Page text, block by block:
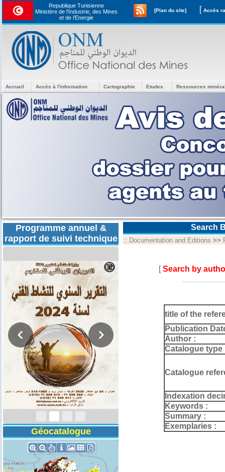
Republique Tunisienne
Ministère de l'Industrie, des Mines
et de l’Energie
[Plan du site] [
Accueil Accès à l'information Cartographie Etudes Ressources
Programme annuel &
rapport de suivi technique
Rapport d'activités
2024
Géocatalogue
Search
:: Documentation and Editions >>
[Search by
title of the
Publication
Author :
Catalogue type
Catalogue
Indexation
Keywords :
Summary :
Exemplaries :